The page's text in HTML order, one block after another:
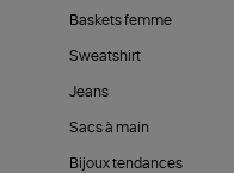
Baskets femme
Sweatshirt
Jeans
Sacs à main
Bijoux tendances